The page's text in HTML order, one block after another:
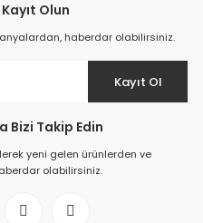
Olun
haberdar olabilirsiniz.
Kayıt Ol
Bizi Takip Edin
yeni gelen ürünlerden ve
olabilirsiniz.